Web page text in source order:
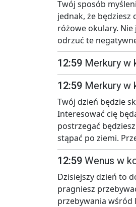
Twój sposób
jednak, że będziesz
różowe okulary. Nie
odrzuć te
12:59 Merkury w
12:59 Merkury w
Twój dzień będzie
Interesować cię
postrzegać
stąpać po ziemi.
12:59 Wenus w
Dzisiejszy dzień to
pragniesz
przebywania wśród